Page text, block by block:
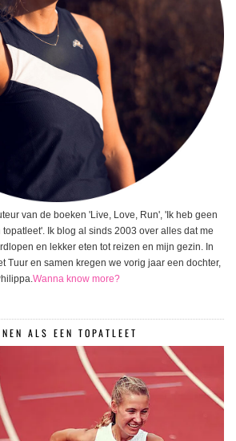
van de boeken 'Live, Love, Run', 'Ik heb geen
Ik blog al sinds 2003 over alles dat me
en lekker eten tot reizen en mijn gezin. In
Tuur en samen kregen we vorig jaar een dochter,
Wanna know more?
ALS EEN TOPATLEET